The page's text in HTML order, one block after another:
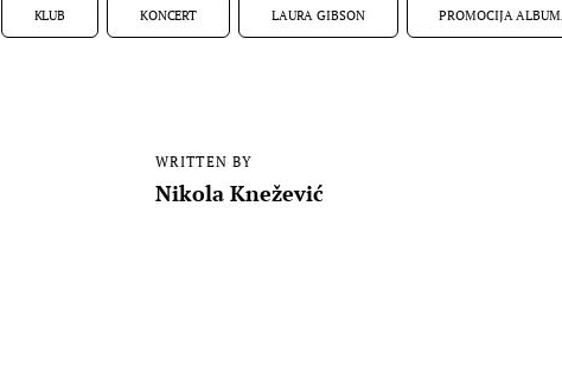
KLUB KONCERT LAURA GIBSON PROMOCIJA
WRITTEN BY
Nikola Knežević